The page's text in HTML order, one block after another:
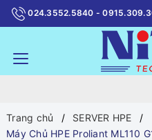
024.3552.5840 -
Trang chủ
SERVER HPE
Máy Chủ HPE Proliant ML110